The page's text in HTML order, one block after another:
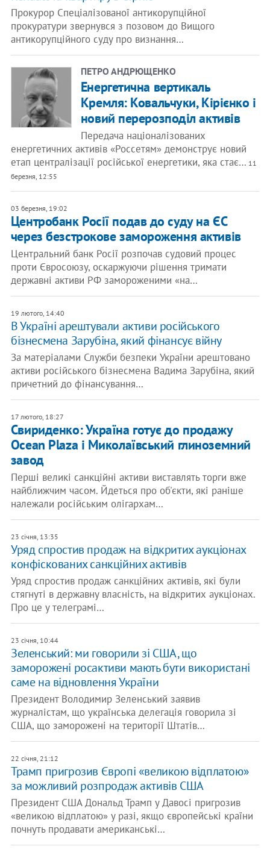
Прокурор Спеціалізованої антикорупційної
прокуратури звернувся з позовом до Вищого
антикорупційного суду про визнання…
ПЕТРО АНДРЮЩЕНКО
Енергетична вертикаль
Кремля: Ковальчуки, Кірієнко і
новий перерозподіл активів
Передача націоналізованих
енергетичних активів «Россетям» демонструє новий
етап централізації російської енергетики, яка стає… 11
березня, 12:55
03 березня, 19:02
Центробанк Росії подав до суду на ЄС
через безстрокове замороження активів
Центральний банк Росії розпочав судовий процес
проти Євросоюзу, оскаржуючи рішення тримати
державні активи РФ замороженими «на…
19 лютого, 14:40
В Україні арештували активи російського
бізнесмена Зарубіна, який фінансує війну
За матеріалами Служби безпеки України арештовано
активи російського бізнесмена Вадима Зарубіна, який
причетний до фінансування…
17 лютого, 18:27
Свириденко: Україна готує до продажу
Ocean Plaza і Миколаївський глиноземний
завод
Перші великі санкційні активи виставлять торги вже
найближчим часом. Йдеться про об'єкти, які раніше
належали російським олігархам…
23 січня, 13:35
Уряд спростив продаж на відкритих аукціонах
конфіскованих санкційних активів
Уряд спростив продаж санкційних активів, які були
стягнуті в державну власність, на відкритих аукціонах.
Про це у телеграмі…
23 січня, 10:44
Зеленський: ми говорили зі США, що
заморожені росактиви мають бути використані
саме на відновлення України
Президент Володимир Зеленський заявив
журналістам, що українська делегація говорила зі
США, що заморожені на території Штатів…
22 січня, 21:12
Трамп пригрозив Європі «великою відплатою»
за можливий розпродаж активів США
Президент США Дональд Трамп у Давосі пригрозив
«великою відплатою» у разі, якщо європейські країни
почнуть продавати американські…